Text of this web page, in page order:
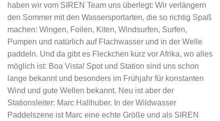
haben wir vom SIREN Team uns überlegt: Wir verlängern
den Sommer mit den Wassersportarten, die so richtig Spaß
machen: Wingen, Foilen, Kiten, Windsurfen, Surfen,
Pumpen und natürlich auf Flachwasser und in der Welle
paddeln. Und da gibt es Fleckchen kurz vor Afrika, wo alles
möglich ist: Boa Vista! Spot und Station sind uns schon
lange bekannt und besonders im Frühjahr für konstanten
Wind und gute Wellen bekannt. Neu ist aber der
Stationsleiter: Marc Hallhuber. In der Wildwasser
Paddelszene ist Marc eine echte Größe und als SIREN